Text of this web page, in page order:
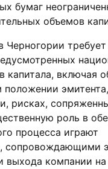
бумаг
объемов
Черногории
включая
рисках,
роль в
процесса играют
сопровождающими
выхода компании